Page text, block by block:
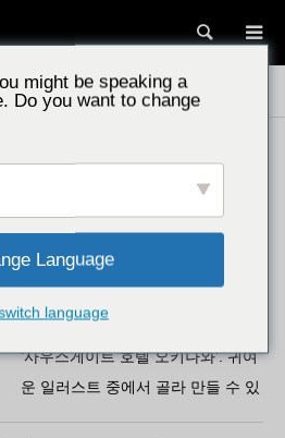
검색
나하 공항 주변 지역
사우스게이트 호텔 오키나와/오키나
이 편리해요! 외딴 섬…
여행의 거점으로 안성맞춤인 나하의
‘사우스게이트 호텔 오키나와’. 귀여
운 일러스트 중에서 골라 만들 수 있
는 객실 키 등 설레는 이벤트가 가
might be speaking a
Do you want to change
Language
language